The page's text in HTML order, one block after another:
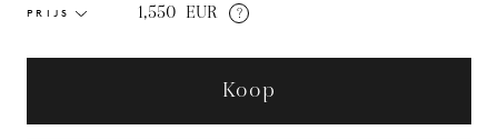
PRIJS 1,550 EUR ?
Koop